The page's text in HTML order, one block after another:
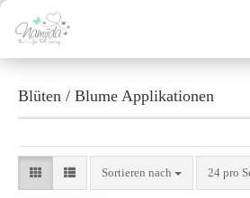
Blüten / Blume Applikationen
Sortieren nach 24 pro